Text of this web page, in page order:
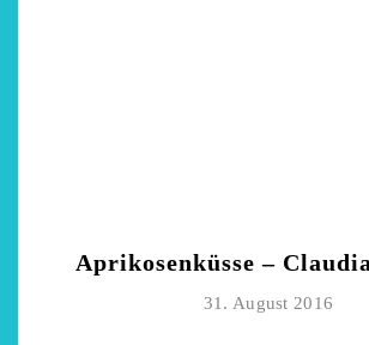
Aprikosenküsse –
31. August 2016